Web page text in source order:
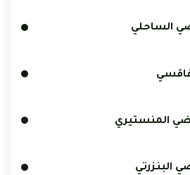
الساحلي
المنستيري
البنزرتي